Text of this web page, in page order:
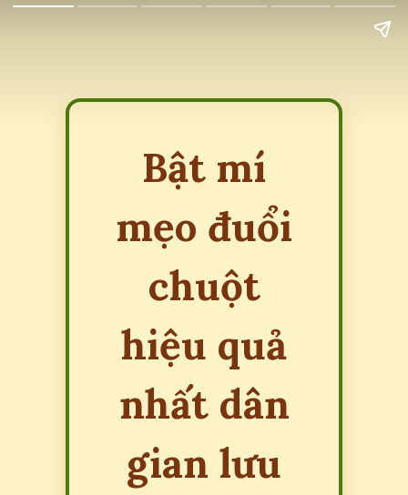
Bật mí
mẹo đuổi
chuột
hiệu quả
nhất dân
gian lưu